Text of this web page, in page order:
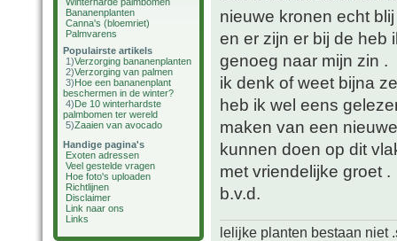
Bananenplanten
Canna's (bloemriet)
Palmvarens
Populairste artikels
1)Verzorging bananenplanten
2)Verzorging van palmen
3)Hoe een bananenplant
beschermen in de winter?
4)De 10 winterhardste
palmbomen ter wereld
5)Zaaien van avocado
Handige pagina's
Exoten adressen
Veel gestelde vragen
Hoe foto's uploaden
Richtlijnen
Disclaimer
Link naar ons
Links
nieuwe kronen echt
en er zijn er bij de heb
genoeg naar mijn zin .
ik denk of weet bijna
heb ik wel eens
maken van een
kunnen doen op dit
met vriendelijke groet .
b.v.d.
lelijke planten bestaan niet